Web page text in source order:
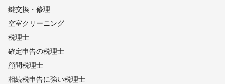
り」も含めたご提案を得意としています。
「うまく言葉にできないけど、想いはある」——そんな方のお力
になれるのが、私の仕事です。
そんな想いで、日々カメラを回しています。
まずは小さなご相談からでも大歓迎です。どうぞよろしくお願い
いたします。
鍵交換・修理
空室クリーニング
税理士
確定申告の税理士
顧問税理士
相続税申告に強い税理士